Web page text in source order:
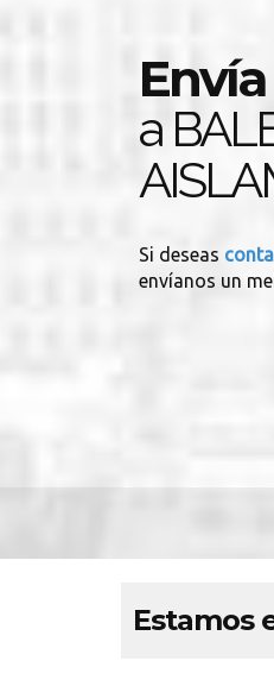
a
Si deseas
envíanos un
Estamos